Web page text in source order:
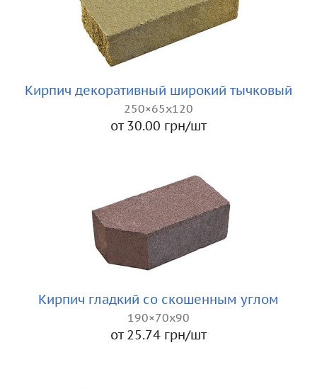
Кирпич декоративный широкий тычковый
250×65x120
от 30.00 грн/шт
Кирпич гладкий со скошенным углом
190×70x90
от 25.74 грн/шт